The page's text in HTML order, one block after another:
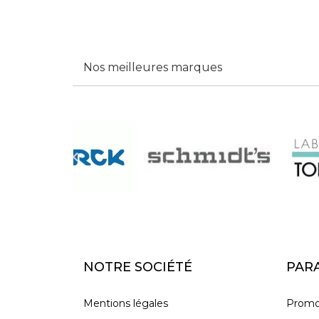
Nos meilleures marques

NOTRE SOCIÉTÉ
Mentions légales